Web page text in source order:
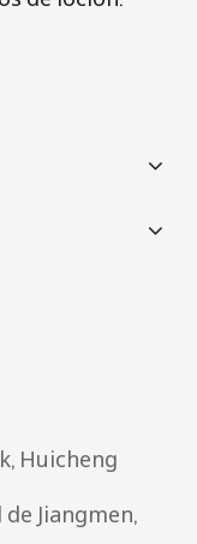
Huicheng
Jiangmen,